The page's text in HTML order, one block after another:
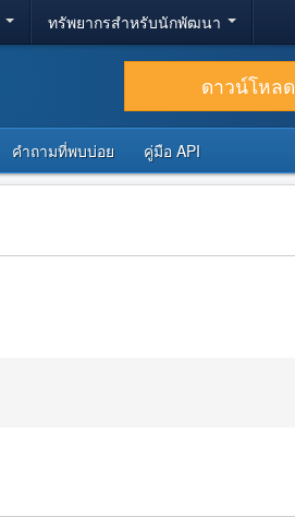
ทรัพยากรสำหรับนักพัฒนา
ดาวน์โหลด
คำถามที่พบบ่อย คู่มือ API